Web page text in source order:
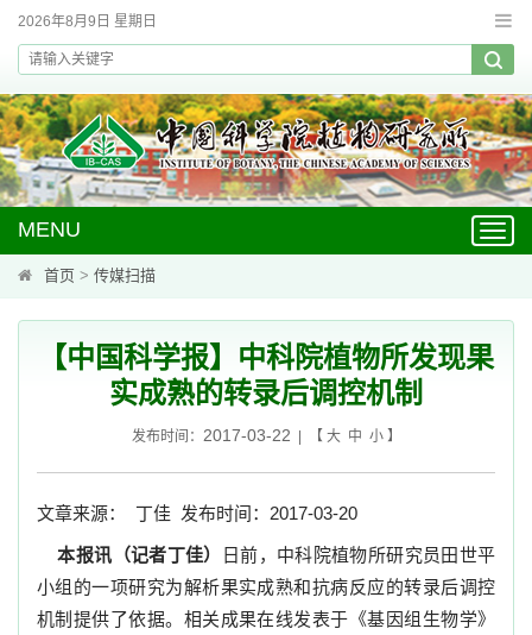
2026年8月9日 星期日
MENU
首页 > 传媒扫描
【中国科学报】中科院植物所发现果
实成熟的转录后调控机制
发布时间： 2017-03-22 | 【 大 中 小】
文章来源： 丁佳 发布时间： 2017-03-20
本报讯（记者丁佳）
日前，中科院植物所研究员田世平
小组的一项研究为解析果实成熟和抗病反应的转录后调控
机制提供了依据。相关成果在线发表于《基因组生物学》